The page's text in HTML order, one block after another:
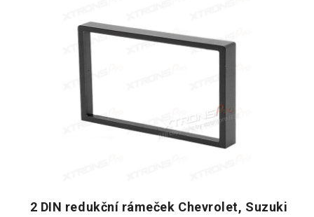
2 DIN redukční rámeček Chevrolet, Suzuki